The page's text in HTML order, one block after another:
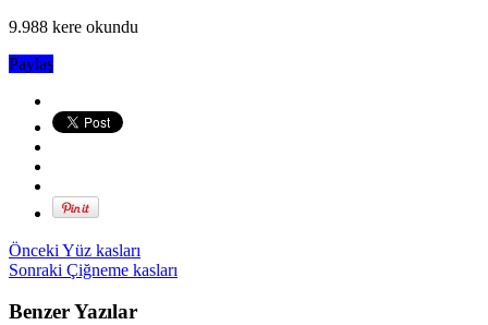
9.988 kere okundu
Paylaş
Önceki Yüz kasları
Sonraki Çiğneme kasları
Benzer Yazılar